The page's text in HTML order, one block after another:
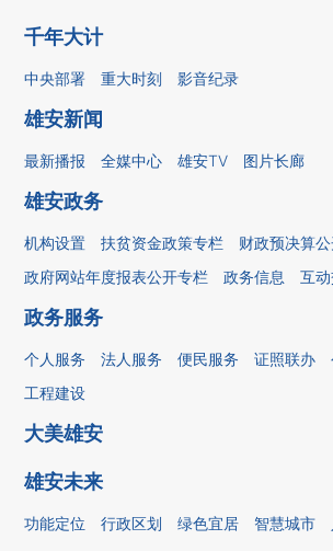
千年大计
中央部署 重大时刻 影音纪录
雄安新闻
最新播报 全媒中心 雄安TV 图片长廊
雄安政务
机构设置 扶贫资金政策专栏
财政预决算
政府网站年度报表公开专栏
政务信息 互
政务服务
个人服务 法人服务 便民服务 证照联办
工程建设
大美雄安
雄安未来
功能定位 行政区划 绿色宜居 智慧城市